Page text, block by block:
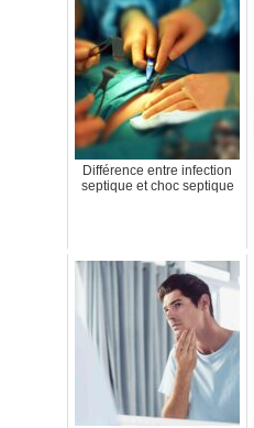
Différence entre infection
septique et choc septique